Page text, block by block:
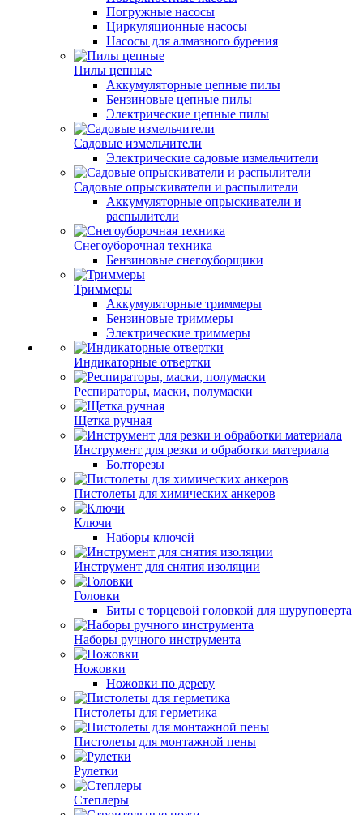
Погружные насосы
Циркуляционные насосы
Насосы для алмазного бурения
Пилы цепные
Аккумуляторные цепные пилы
Бензиновые цепные пилы
Электрические цепные пилы
Садовые измельчители
Электрические садовые измельчители
Садовые опрыскиватели и распылители
Аккумуляторные опрыскиватели и
распылители
Снегоуборочная техника
Бензиновые снегоуборщики
Триммеры
Аккумуляторные триммеры
Бензиновые триммеры
Электрические триммеры
Индикаторные отвертки
Респираторы, маски, полумаски
Щетка ручная
Инструмент для резки и обработки материала
Болторезы
Пистолеты для химических анкеров
Ключи
Наборы ключей
Инструмент для снятия изоляции
Головки
Биты с торцевой головкой для шуруповерта
Наборы ручного инструмента
Ножовки
Ножовки по дереву
Пистолеты для герметика
Пистолеты для монтажной пены
Рулетки
Степлеры